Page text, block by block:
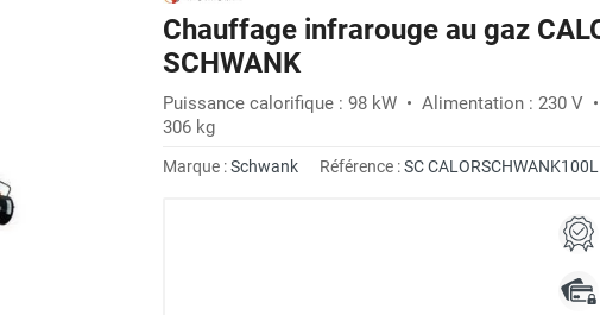
Chauffage infrarouge au gaz
SCHWANK
Puissance calorifique : 98 kW • Alimentation : 230 V
306 kg
Marque :Schwank Référence :SC